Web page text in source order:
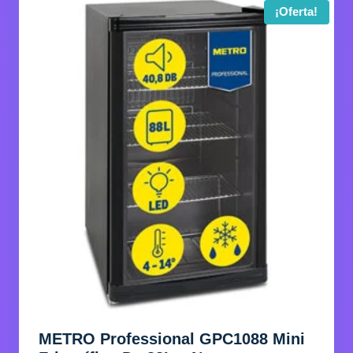
¡Oferta!
METRO Professional GPC1088 Mini